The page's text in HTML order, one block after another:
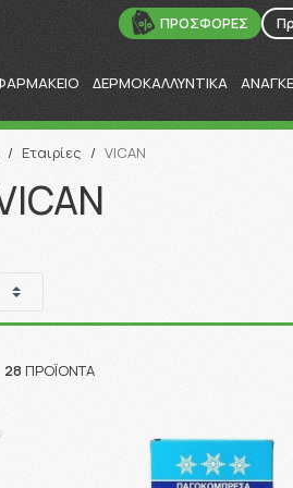
ΠΡΟΣΦΟΡΕΣ
ΔΕΡΜΟΚΑΛΛΥΝΤΙΚΑ
/ Εταιρίες / VICAN
28 ΠΡΟΪΌΝΤΑ